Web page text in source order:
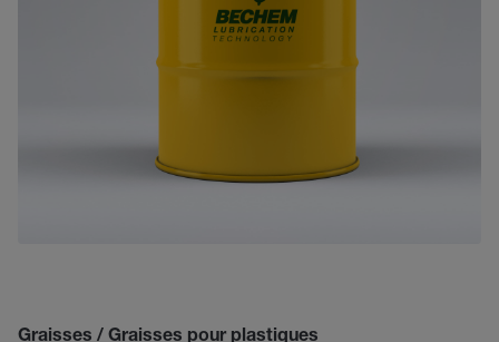
Graisses / Graisses pour plastiques